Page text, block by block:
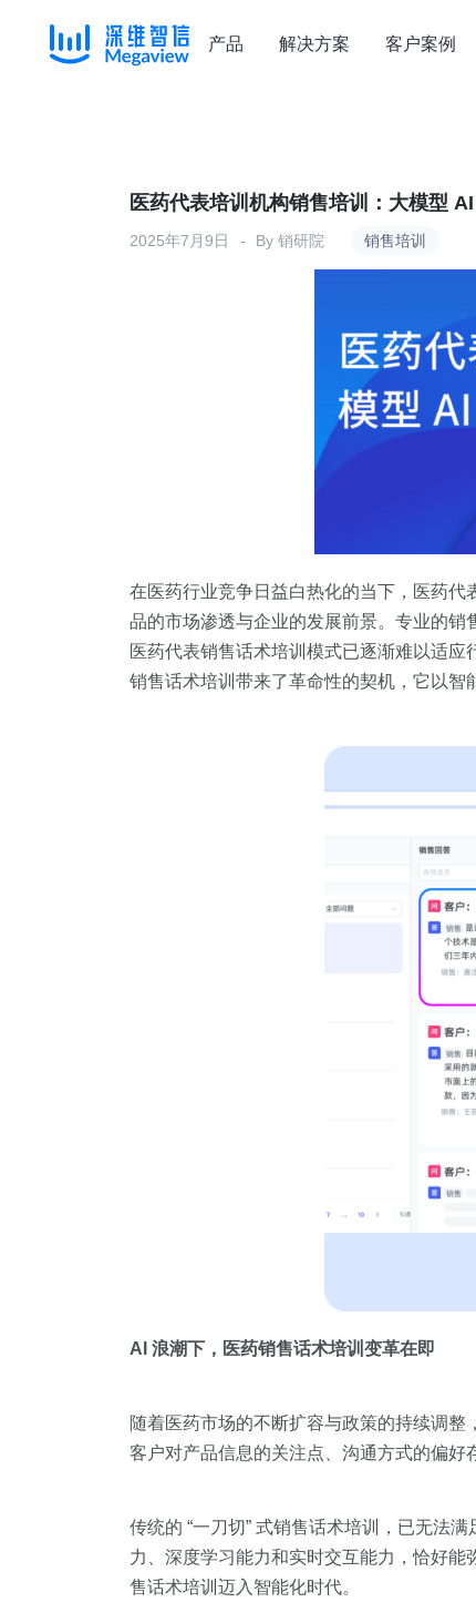
产品 解决方案 客户案例
销售培训
医药代表培训机构销售培训：大模型
2025年7月9日 By 销研院
在医药行业竞争日益白热化的当下，医药
品的市场渗透与企业的发展前景。专业的
医药代表销售话术培训模式已逐渐难以适
销售话术培训带来了革命性的契机，它以智
AI 浪潮下，医药销售话术培训变革在即
随着医药市场的不断扩容与政策的持续调
客户对产品信息的关注点、沟通方式的偏好
传统的 “一刀切” 式销售话术培训，已无法
力、深度学习能力和实时交互能力，恰好
售话术培训迈入智能化时代。